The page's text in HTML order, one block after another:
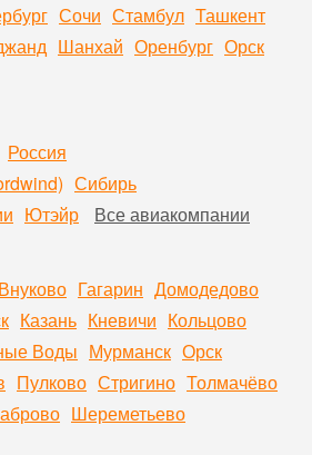
Сочи Стамбул Ташкент
Шанхай Оренбург Орск
Россия
Сибирь
Ютэйр Все авиакомпании
Внуково Гагарин Домодедово
Казань Кневичи Кольцово
Воды Мурманск Орск
Пулково Стригино Толмачёво
Шереметьево